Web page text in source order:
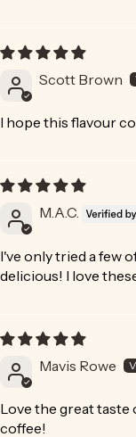
Scott Brown
I hope this flavour
M.A.C.
I've only tried a few
delicious! I love
Mavis Rowe
Love the great
coffee!